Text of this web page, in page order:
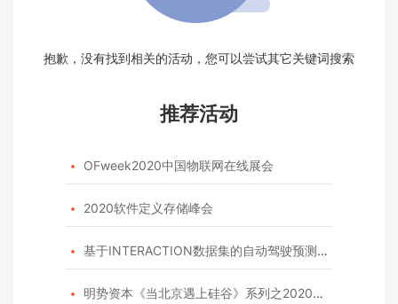
抱歉，没有找到相关的活动，您可以尝试其它关键词搜索
推荐活动
 OFweek2020中国物联网在线展会
 2020软件定义存储峰会
 基于INTERACTION数据集的自动驾驶预测模型挑战赛
 明势资本《当北京遇上硅谷》系列之2020年度开源峰会